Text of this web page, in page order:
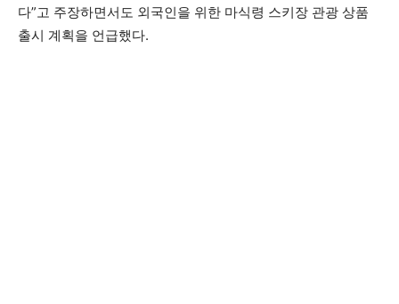
다”고 주장하면서도 외국인을 위한 마식령 스키장 관광 상품
출시 계획을 언급했다.